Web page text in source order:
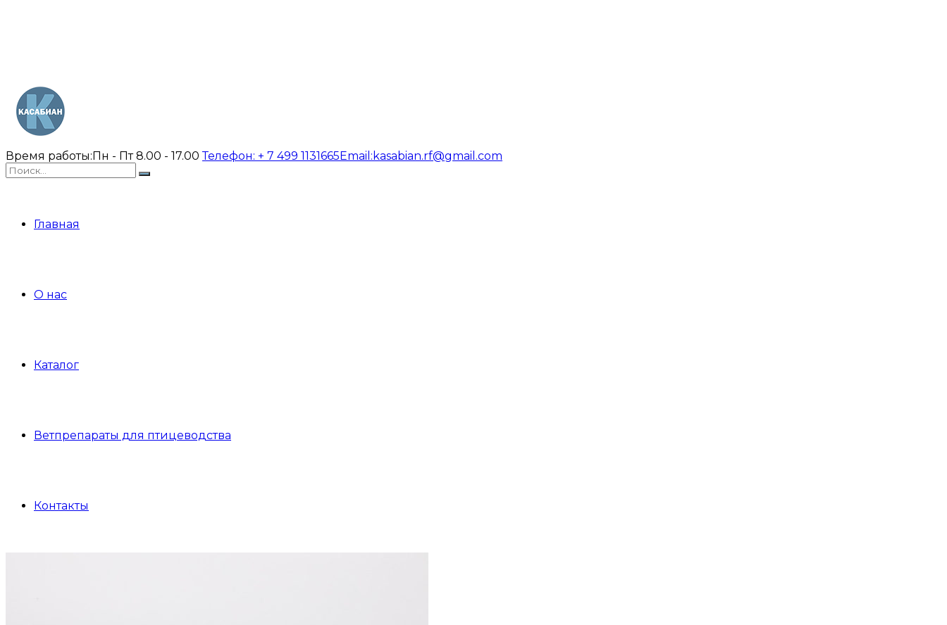
Время работы:Пн - Пт 8.00 - 17.00Телефон: + 7 499 1131665Email: kasabian.rf@gmail.com
Главная
О нас
Каталог
Ветпрепараты для птицеводства
Контакты